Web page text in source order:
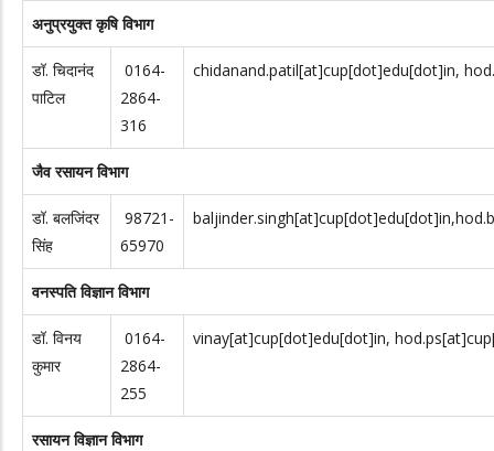
अनुप्रयुक्त कृषि विभाग
डॉ. चिदानंद
पाटिल
0164-
2864-
316
chidanand.patil[at]cup[dot]edu[dot]in,
जैव रसायन विभाग
डॉ. बलजिंदर
सिंह
98721-
65970
वनस्पति विज्ञान विभाग
डॉ. विनय
कुमार
0164-
2864-
255
vinay[at]cup[dot]edu[dot]in,
रसायन विज्ञान विभाग